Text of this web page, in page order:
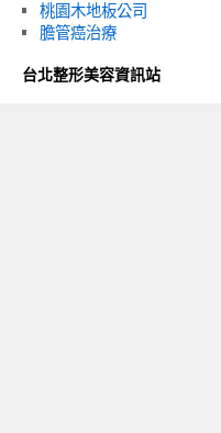
桃園木地板公司
膽管癌治療
台北整形美容資訊站